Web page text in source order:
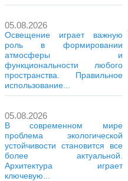
05.08.2026
Освещение играет важную
роль в формировании
атмосферы и
функциональности любого
пространства. Правильное
использование...
05.08.2026
В современном мире
проблема экологической
устойчивости становится все
более актуальной.
Архитектура играет
ключевую...